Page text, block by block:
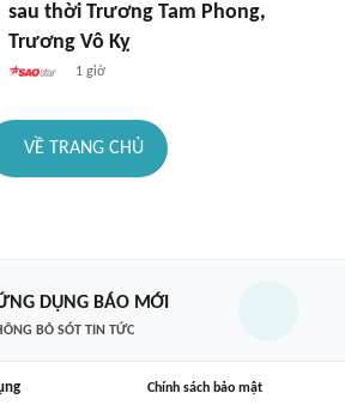
sau thời Trương Tam Phong,
Trương Vô Kỵ
1 giờ
VỀ TRANG CHỦ
DỤNG BÁO MỚI
BỎ SÓT TIN TỨC
Chính sách bảo mật